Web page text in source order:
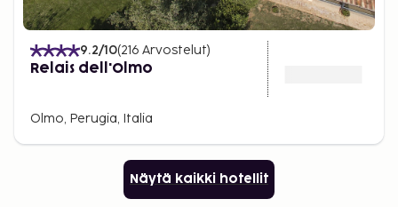
9.2/10(216 Arvostelut)
Relais dell'Olmo
Olmo, Perugia, Italia
Näytä kaikki hotellit